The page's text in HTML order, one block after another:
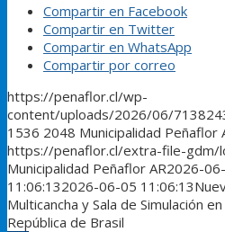
Compartir en Facebook
Compartir en Twitter
Compartir en WhatsApp
Compartir por correo
https://penaflor.cl/wp-
content/uploads/2026/06/
1536 2048 Municipalidad Peñaflor
https://penaflor.cl/extra-file-gdm/
Municipalidad Peñaflor AR2026-
11:06:132026-06-05 11:06:13
Multicancha y Sala de Simulación
República de Brasil